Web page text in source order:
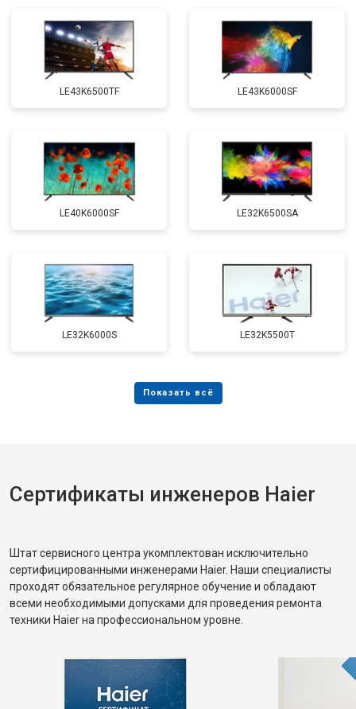
LE43K6500TF LE43K6000SF
LE40K6000SF LE32K6500SA
LE32K6000S LE32K5500T
Сертификаты инженеров Haier
Штат сервисного центра укомплектован исключительно
сертифицированными инженерами Haier. Наши специалисты
проходят обязательное регулярное обучение и обладают
всеми необходимыми допусками для проведения ремонта
техники Haier на профессиональном уровне.